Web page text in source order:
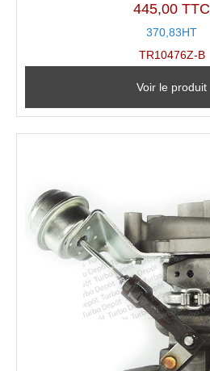
445,00 TTC
370,83HT
TR10476Z-B
Voir le produit